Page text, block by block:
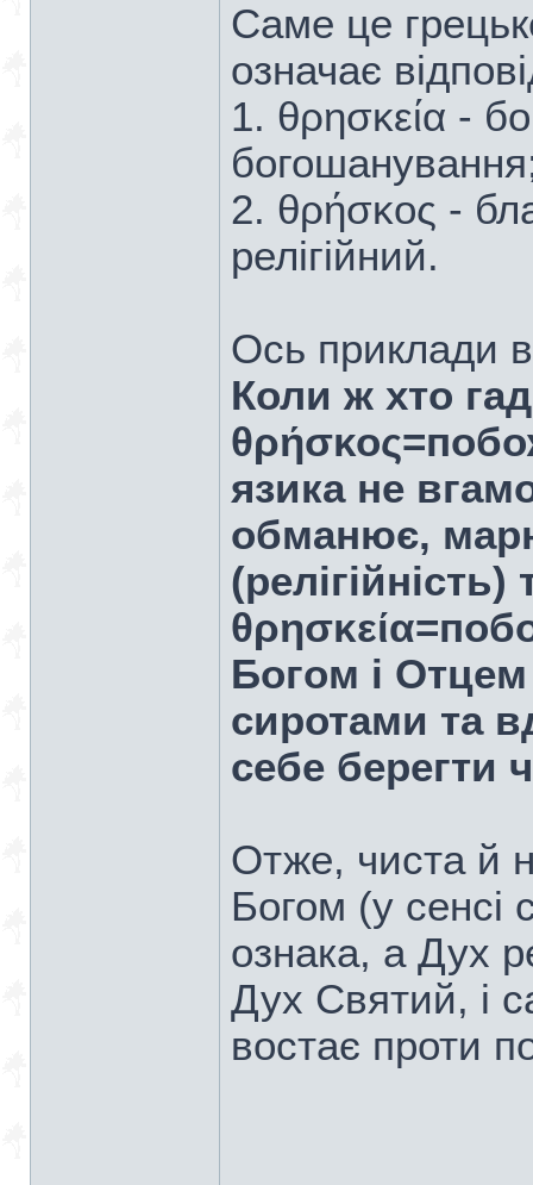
Саме це
означає
1. θρησκεία -
2. θρήσκος -
релігійний.
Ось приклади
Коли ж хто
язика не
обманює,
Богом і
сиротами та
себе берегти
Отже, чиста й
Богом (у сенсі
ознака, а Дух
Дух Святий, і
востає проти